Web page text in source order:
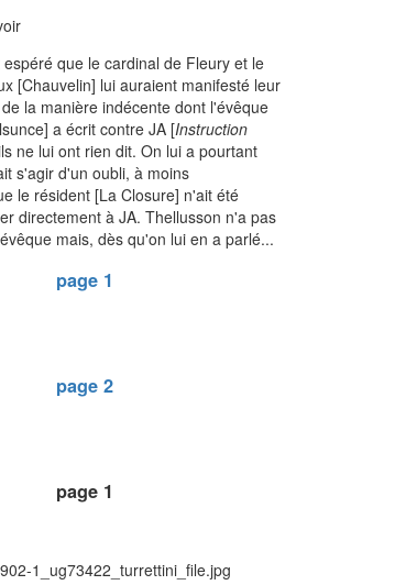
que le cardinal de Fleury et le
[Chauvelin] lui auraient manifesté leur
la manière indécente dont l'évêque
a écrit contre JA [Instruction
ne lui ont rien dit. On lui a pourtant
s'agir d'un oubli, à moins
le résident [La Closure] n'ait été
directement à JA. Thellusson n'a pas
mais, dès qu'on lui en a parlé...
page 1
page 2
page 1
1_ug73422_turrettini_file.jpg